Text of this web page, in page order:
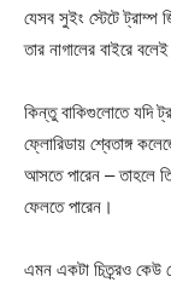
যেসব সুইং স্টেটে
তার নাগালের বাইরে
কিন্তু বাকিগুলোতে যদি
ফ্লোরিডায় শ্বেতাঙ্গ
আসতে পারেন – তাহলে
ফেলতে পারেন।
এমন একটা চিত্র্রও কেউ